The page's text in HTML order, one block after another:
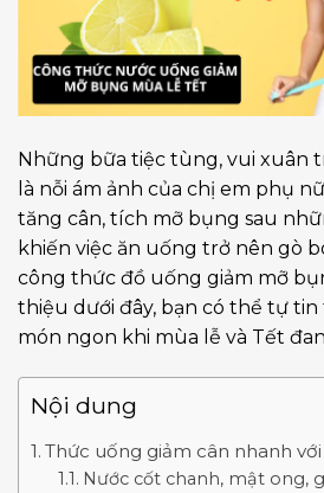
Những bữa tiệc tùng, vui xuân
là nỗi ám ảnh của chị em phụ
tăng cân, tích mỡ bụng sau
khiến việc ăn uống trở nên gò
công thức đồ uống giảm mỡ
thiệu dưới đây, bạn có thể tự
món ngon khi mùa lễ và Tết
Nội dung
Thức uống giảm cân nhanh
Nước cốt chanh, mật ong,